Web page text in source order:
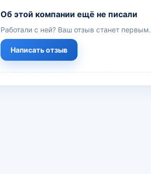
Об этой компании ещё не писали
Работали с ней? Ваш отзыв станет первым.
Написать отзыв